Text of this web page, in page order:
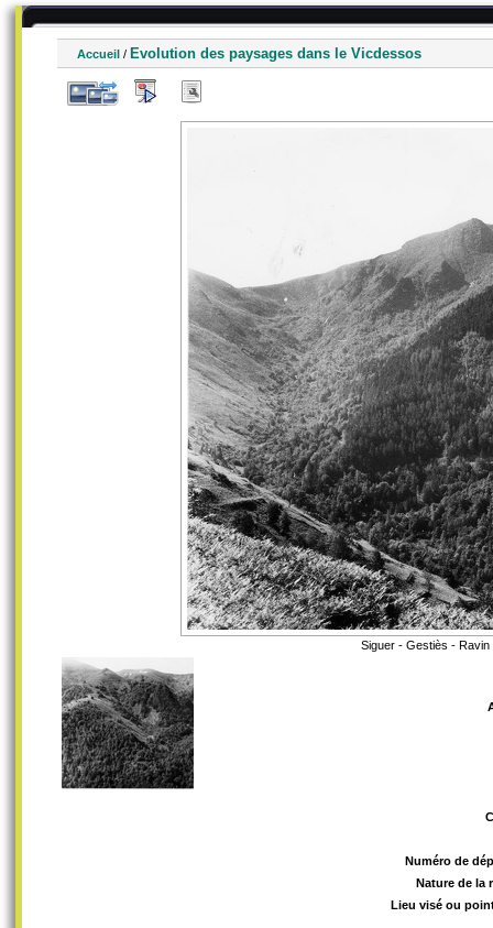
Accueil / Evolution des paysages dans le Vicdessos
Siguer - Gestiès - Ravin
Numéro de
Nature de la
Lieu visé ou